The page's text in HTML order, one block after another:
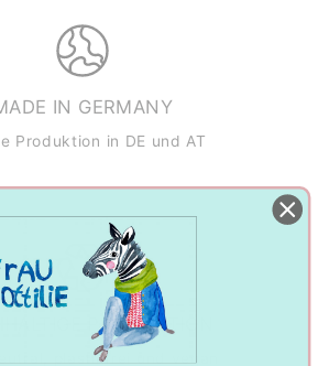
IN GERMANY
Produktion in DE und AT
PRODUKTION
plastikfrei und vegan